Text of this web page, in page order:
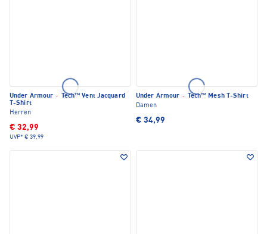
Under Armour ·
Tech™ Vent Jacquard
T-Shirt
Herren
€ 32,99
UVP* € 39,99
Under Armour ·
Tech™ Mesh T-Shirt
Damen
€ 34,99